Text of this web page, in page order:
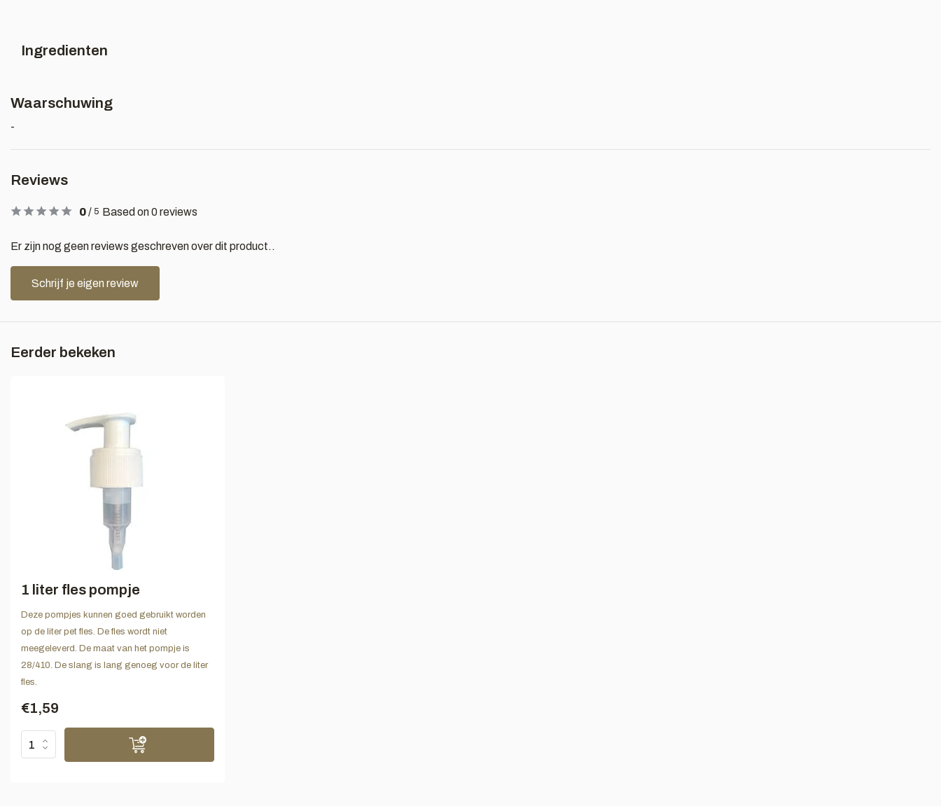
Ingredienten
Waarschuwing
-
Reviews
0/ 5 Based on 0 reviews
Er zijn nog geen reviews geschreven over dit product..
Schrijf je eigen review
Eerder bekeken
1 liter fles pompje
Deze pompjes kunnen goed gebruikt worden
op de liter pet fles. De fles wordt niet
meegeleverd. De maat van het pompje is
28/410. De slang is lang genoeg voor de liter
fles.
€1,59